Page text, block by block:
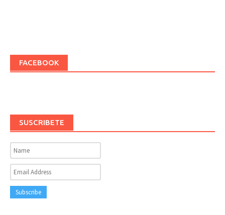
FACEBOOK
SUSCRIBETE